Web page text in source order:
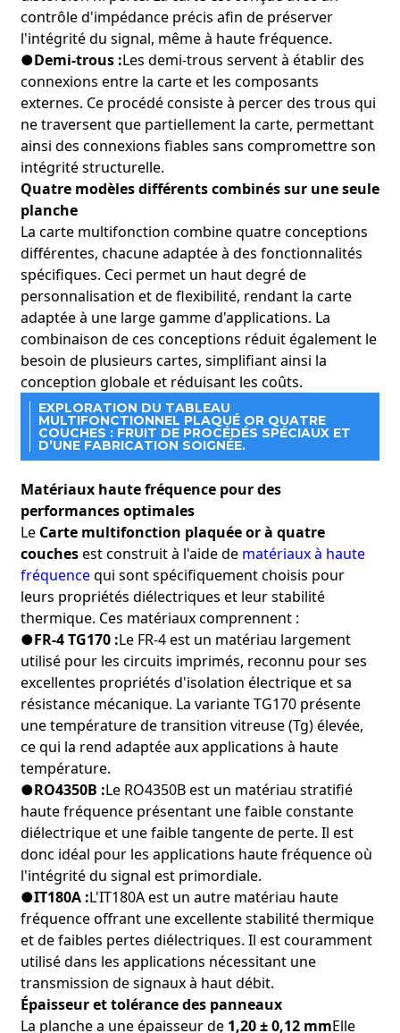
contrôle d'impédance précis afin de préserver
l'intégrité du signal, même à haute fréquence.
●Demi-trous :Les demi-trous servent à établir des
connexions entre la carte et les composants
externes. Ce procédé consiste à percer des trous qui
ne traversent que partiellement la carte, permettant
ainsi des connexions fiables sans compromettre son
intégrité structurelle.
Quatre modèles différents combinés sur une seule
planche
La carte multifonction combine quatre conceptions
différentes, chacune adaptée à des fonctionnalités
spécifiques. Ceci permet un haut degré de
personnalisation et de flexibilité, rendant la carte
adaptée à une large gamme d'applications. La
combinaison de ces conceptions réduit également le
besoin de plusieurs cartes, simplifiant ainsi la
conception globale et réduisant les coûts.
EXPLORATION DU TABLEAU
MULTIFONCTIONNEL PLAQUÉ OR QUATRE
COUCHES : FRUIT DE PROCÉDÉS SPÉCIAUX ET
D’UNE FABRICATION SOIGNÉE.
Matériaux haute fréquence pour des
performances optimales
Le Carte multifonction plaquée or à quatre
couchesest construit à l'aide de matériaux à haute
fréquencequi sont spécifiquement choisis pour
leurs propriétés diélectriques et leur stabilité
thermique. Ces matériaux comprennent :
●FR-4 TG170 :Le FR-4 est un matériau largement
utilisé pour les circuits imprimés, reconnu pour ses
excellentes propriétés d'isolation électrique et sa
résistance mécanique. La variante TG170 présente
une température de transition vitreuse (Tg) élevée,
ce qui la rend adaptée aux applications à haute
température.
●RO4350B :Le RO4350B est un matériau stratifié
haute fréquence présentant une faible constante
diélectrique et une faible tangente de perte. Il est
donc idéal pour les applications haute fréquence où
l'intégrité du signal est primordiale.
●IT180A :L'IT180A est un autre matériau haute
fréquence offrant une excellente stabilité thermique
et de faibles pertes diélectriques. Il est couramment
utilisé dans les applications nécessitant une
transmission de signaux à haut débit.
Épaisseur et tolérance des panneaux
La planche a une épaisseur de 1,20 ± 0,12 mmElle
performances fiables.
●Applications :Capteurs intelligents, dispositifs de calcul
en périphérie et passerelles IoT.
●Avantages:Assure une connectivité et un traitement des
données sans faille dans les réseaux IoT, permettant ainsi
des solutions intelligentes.
9. Recherche et développement :
●Description:La conception robuste et les capacités haute
fréquence de cette carte la rendent idéale pour les
systèmes de gestion de l'énergie nécessitant une
distribution et une surveillance efficaces de l'alimentation.
●Applications :Systèmes de réseaux intelligents,
contrôleurs de stockage d'énergie et onduleurs solaires.
●Avantages: Améliore l'efficacité et la fiabilité des systèmes
de gestion de l'énergie, favorisant ainsi des solutions
énergétiques durables.
10. Calcul à haute vitesse :
●Description:La capacité de la carte à gérer des signaux à
haute vitesse et son contrôle précis de l'impédance la
rendent adaptée aux applications de calcul haute
performance.
Applications :Serveurs, centres de données,
accélérateurs d'IA et clusters de calcul haute performance.
données et un fonctionnement efficace dans les
environnements de calcul haute performance.
LeCarte multifonction plaquée or à quatre couchesest un
circuit imprimé haute performance conçu pour répondre
aux exigences des applications complexes et à haute
fréquence.structure à quatre couches, surface plaquée
or, etprocédés spécialisésCette carte offre des
performances, une fiabilité et une durabilité supérieures.
Que vous soyez en train de concevoir communication à
haute fréquence systèmes,équipement de transmission
de données à haut débit ,électronique automobile, ou
systèmes de contrôle industrielsLe tableau multifonction
plaqué or à quatre couches est un excellent choix qui
répondra à vos besoins et dépassera vos attentes.